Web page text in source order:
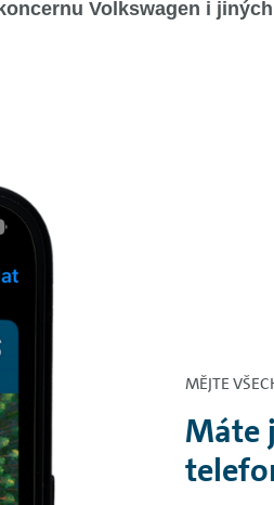
koncernu Volkswagen i
MĚJTE
Máte